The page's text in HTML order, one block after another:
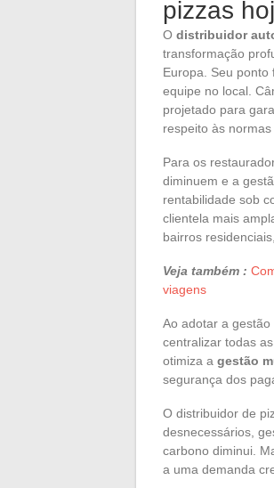
pizzas
O distribuidor
transformação
Europa. Seu
equipe no local.
projetado para
respeito às
Para os
diminuem e a
rentabilidade sob
clientela mais
bairros
Veja também :
viagens
Ao adotar a
centralizar todas
otimiza a gestão
segurança dos
O distribuidor de
desnecessários,
carbono diminui.
a uma demanda